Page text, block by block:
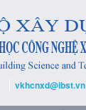
vkhcnxd@ibst.vn